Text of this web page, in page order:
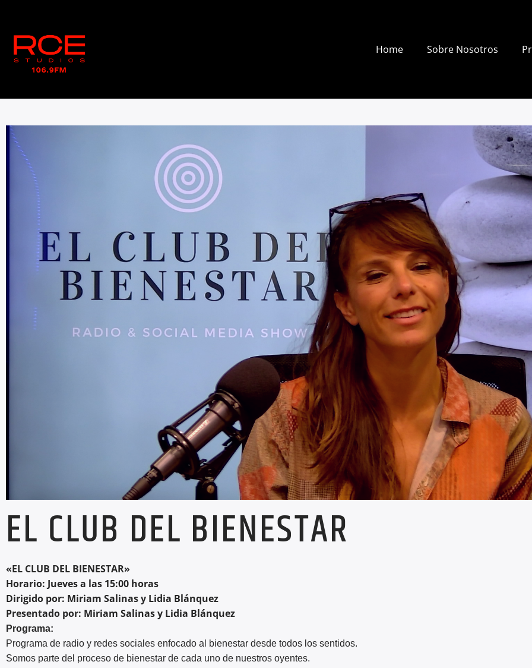
Home Sobre Nosotros
EL CLUB DEL BIENESTAR
«EL CLUB DEL BIENESTAR»
Horario: Jueves a las 15:00 horas
Dirigido por: Miriam Salinas y Lidia Blánquez
Presentado por: Miriam Salinas y Lidia Blánquez
Programa:
Programa de radio y redes sociales enfocado al bienestar desde todos los sentidos.
Somos parte del proceso de bienestar de cada uno de nuestros oyentes.